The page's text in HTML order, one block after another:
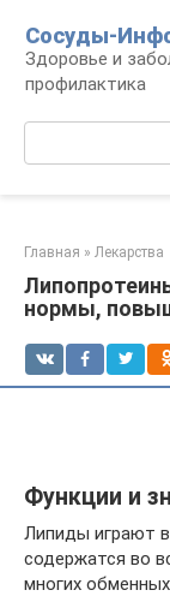
контенту
Сосуды-
Здоровье и
профилактика
Главная » Лекарства
нормы,
Функции и
Липиды играют
содержатся во
многих